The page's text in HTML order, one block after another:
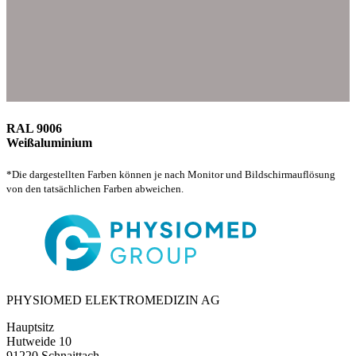
RAL 9006
Weißaluminium
*Die dargestellten Farben können je nach Monitor und Bildschirmauflösung
von den tatsächlichen Farben abweichen.
PHYSIOMED ELEKTROMEDIZIN AG
Hauptsitz
Hutweide 10